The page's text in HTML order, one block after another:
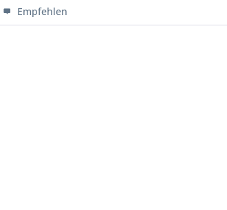
Empfehlen